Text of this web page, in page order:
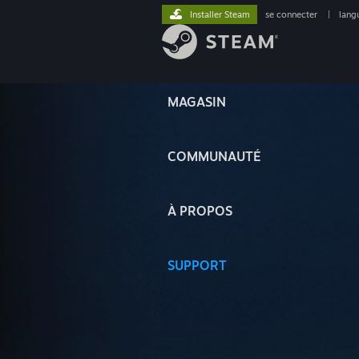
MAGASIN
COMMUNAUTÉ
À PROPOS
SUPPORT
Installer Steam se connecter